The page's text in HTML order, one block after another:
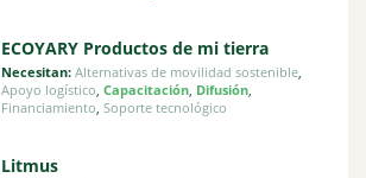
ECOYARY Productos de mi tierra
Necesitan: Alternativas de movilidad sostenible,
Apoyo logístico, Capacitación, Difusión,
Financiamiento, Soporte tecnológico
Litmus